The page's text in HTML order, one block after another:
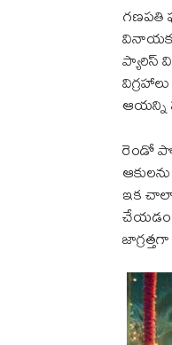
గణపతి
ప్యారిస్
ఆయన్ని
రెండో
ఇక
చేయడం